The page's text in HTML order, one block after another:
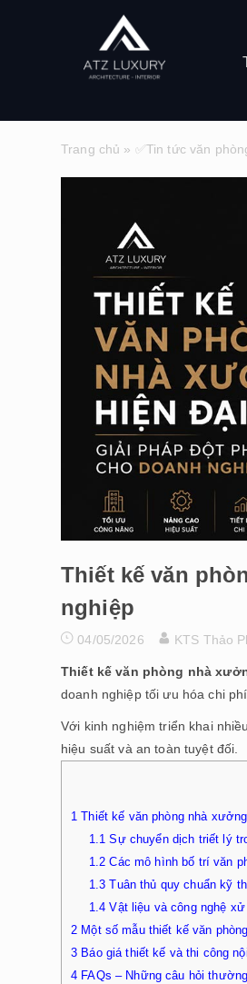
Trang chủ » ✅Tin tức văn
Thiết kế văn
nghiệp
04/05/2026 KTS Thảo
Thiết kế văn phòng nhà
doanh nghiệp tối ưu hóa chi
Với kinh nghiệm triển khai
hiệu suất và an toàn tuyệt đối.
1 Thiết kế văn phòng nhà
1.1 Sự chuyển dịch triết lý
1.2 Các mô hình bố trí văn
1.3 Tuân thủ quy chuẩn kỹ
1.4 Vật liệu và công nghệ
2 Một số mẫu thiết kế văn
3 Báo giá thiết kế và thi công
4 FAQs – Những câu hỏi